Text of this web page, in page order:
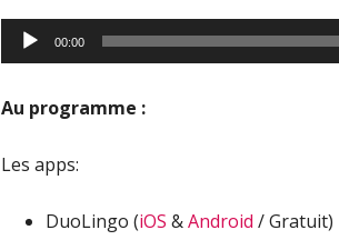
00:00
Au programme :
Les apps:
DuoLingo (iOS &Android / Gratuit)